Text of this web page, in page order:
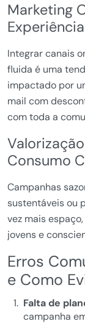
Marketing
Integrar canais
fluida é uma
impactado por
mail com
com toda a
Consumo
Campanhas
sustentáveis ou
vez mais
jovens e
Erros
e Como
Falta de
campanha